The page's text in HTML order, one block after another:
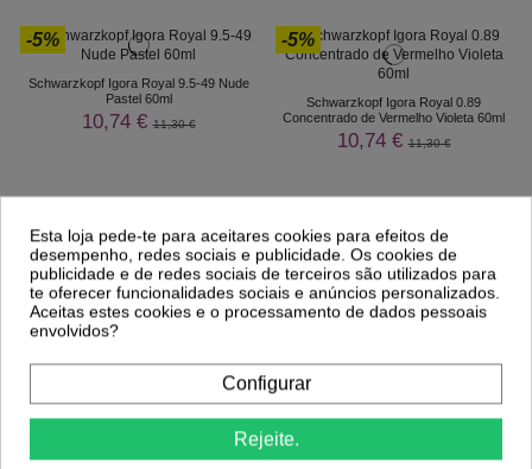
-5%
Schwarzkopf Igora Royal 9.5-49 Nude
Pastel 60ml
10,74 €11,30 €
Comprar
-5%
Schwarzkopf Igora Royal 0.89
Concentrado de Vermelho Violeta 60ml
10,74 €11,30 €
Comprar
Esta loja pede-te para aceitares cookies para efeitos de
desempenho, redes sociais e publicidade. Os cookies de
publicidade e de redes sociais de terceiros são utilizados para
te oferecer funcionalidades sociais e anúncios personalizados.
Aceitas estes cookies e o processamento de dados pessoais
envolvidos?
Configurar
Rejeite.